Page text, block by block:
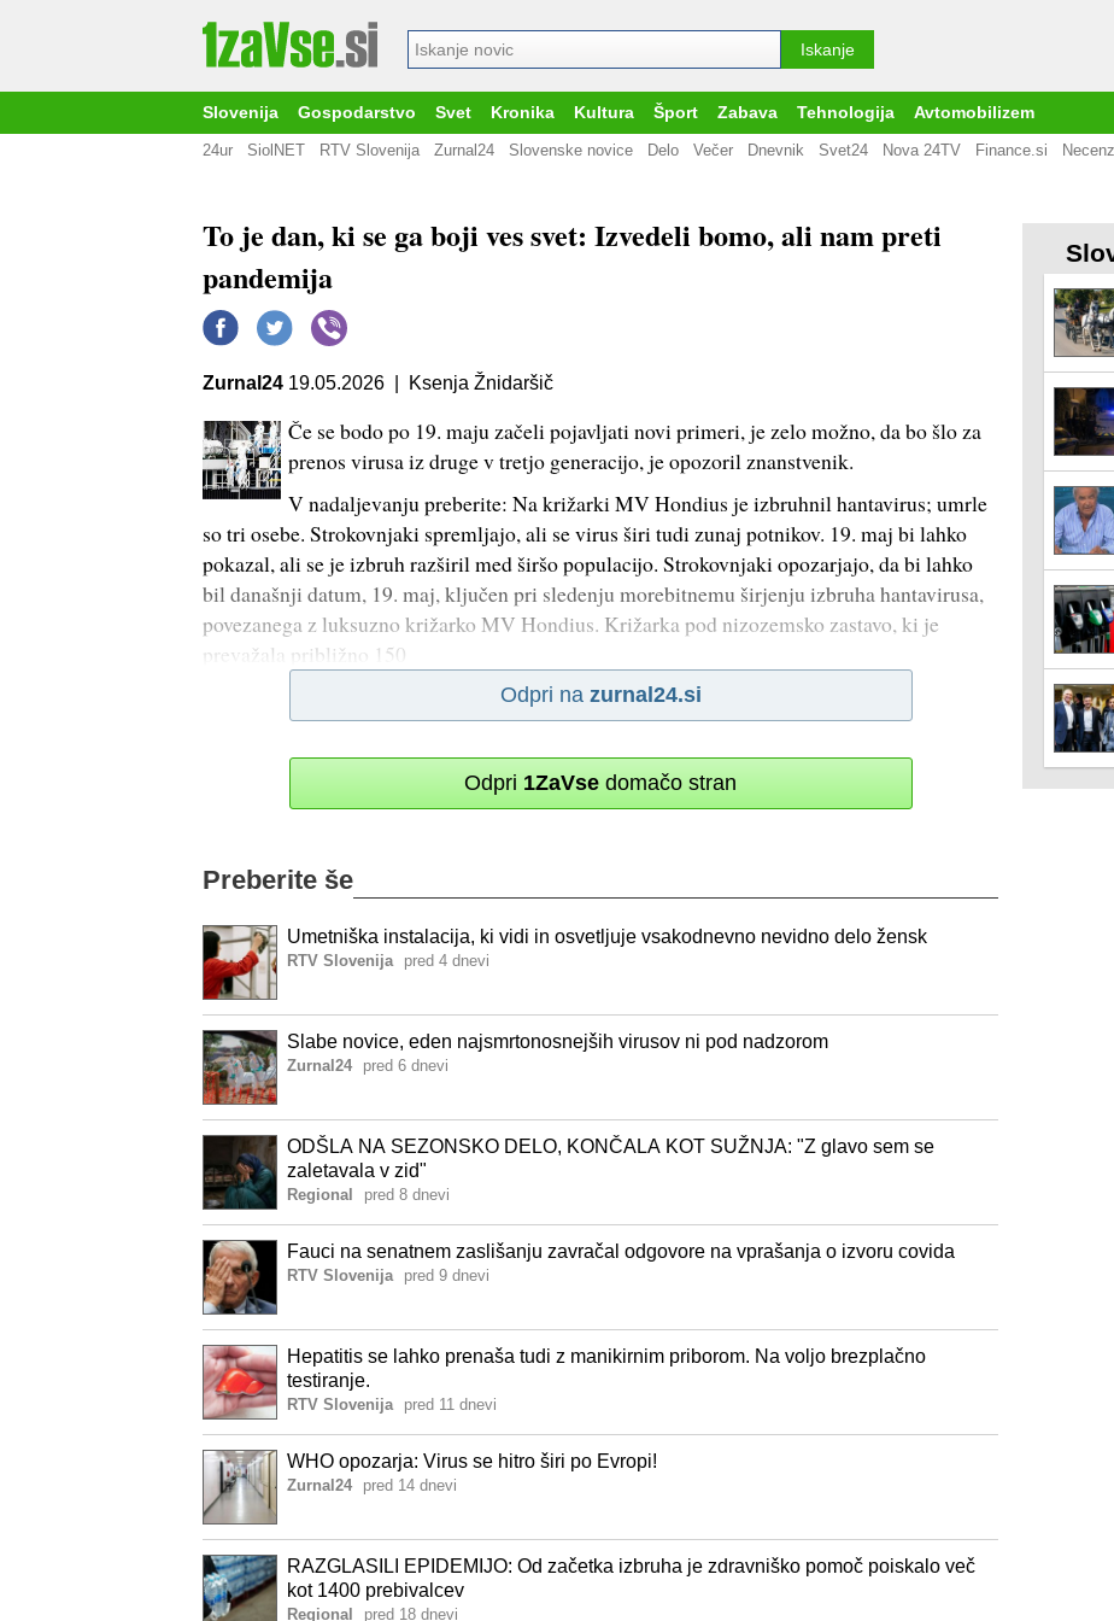
Slovenija Gospodarstvo Svet Kronika Kultura Šport Zabava Tehnologija Avtomobilizem
24ur SiolNET RTV Slovenija Zurnal24 Slovenske novice Delo Večer Dnevnik Svet24 Nova 24TV Finance.si
To je dan, ki se ga boji ves svet: Izvedeli bomo, ali nam preti
pandemija
Zurnal24 19.05.2026 | Ksenja Žnidaršič
Če se bodo po 19. maju začeli pojavljati novi primeri, je zelo možno, da bo šlo za
prenos virusa iz druge v tretjo generacijo, je opozoril znanstvenik.
V nadaljevanju preberite: Na križarki MV Hondius je izbruhnil hantavirus; umrle
so tri osebe. Strokovnjaki spremljajo, ali se virus širi tudi zunaj potnikov. 19. maj bi lahko
pokazal, ali se je izbruh razširil med širšo populacijo. Strokovnjaki opozarjajo, da bi lahko
bil današnji datum, 19. maj, ključen pri sledenju morebitnemu širjenju izbruha hantavirusa,
povezanega z luksuzno križarko MV Hondius. Križarka pod nizozemsko zastavo, ki je
prevažala približno 150
Odpri na zurnal24.si
Odpri 1ZaVse domačo stran
Preberite še
Umetniška instalacija, ki vidi in osvetljuje vsakodnevno nevidno delo žensk
RTV Slovenija pred 4 dnevi
Slabe novice, eden najsmrtonosnejših virusov ni pod nadzorom
Zurnal24 pred 6 dnevi
ODŠLA NA SEZONSKO DELO, KONČALA KOT SUŽNJA: "Z glavo sem se
zaletavala v zid"
Regional pred 8 dnevi
Fauci na senatnem zaslišanju zavračal odgovore na vprašanja o izvoru covida
RTV Slovenija pred 9 dnevi
Hepatitis se lahko prenaša tudi z manikirnim priborom. Na voljo brezplačno
testiranje.
RTV Slovenija pred 11 dnevi
WHO opozarja: Virus se hitro širi po Evropi!
Zurnal24 pred 14 dnevi
RAZGLASILI EPIDEMIJO: Od začetka izbruha je zdravniško pomoč poiskalo več
kot 1400 prebivalcev
Regional pred 18 dnevi